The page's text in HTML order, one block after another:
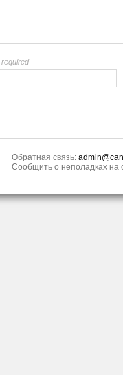
required
Обратная связь:
Сообщить о неполадках на